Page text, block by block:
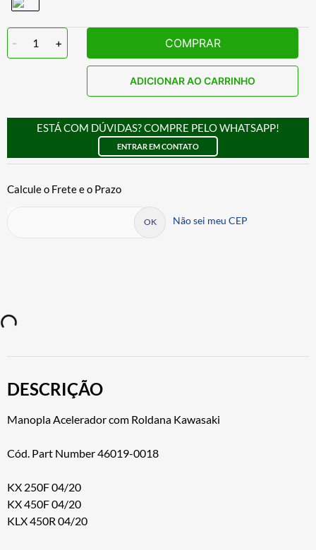
- 1 + COMPRAR
ADICIONAR AO CARRINHO
ESTÁ COM DÚVIDAS? COMPRE PELO WHATSAPP!
ENTRAR EM CONTATO
Não sei meu CEP
DESCRIÇÃO
Manopla Acelerador com Roldana Kawasaki
Cód. Part Number 46019-0018
KX 250F 04/20
KX 450F 04/20
KLX 450R 04/20